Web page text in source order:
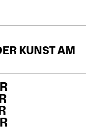
KUNST AM